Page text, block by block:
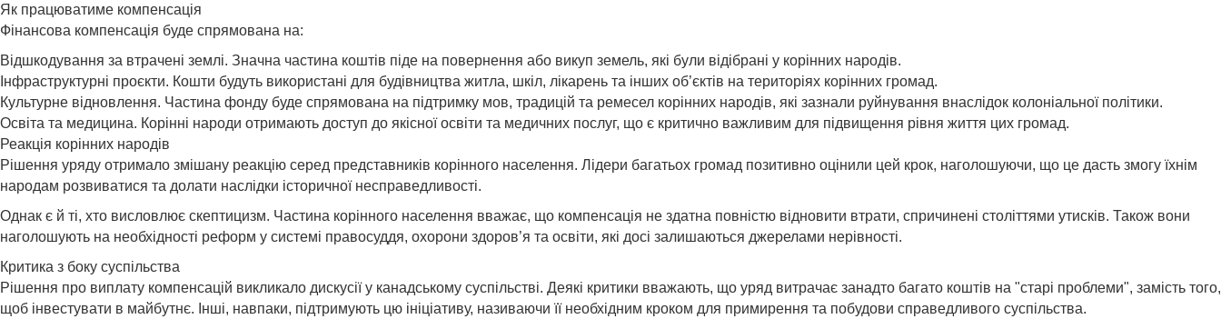
Як працюватиме компенсація
Фінансова компенсація буде спрямована на:
Відшкодування за втрачені землі. Значна частина коштів піде на повернення або викуп земель, які були відібрані у корінних народів.
Інфраструктурні проєкти. Кошти будуть використані для будівництва житла, шкіл, лікарень та інших об’єктів на територіях корінних громад.
Культурне відновлення. Частина фонду буде спрямована на підтримку мов, традицій та ремесел корінних народів, які зазнали руйнування внаслідок колоніальної політики.
Освіта та медицина. Корінні народи отримають доступ до якісної освіти та медичних послуг, що є критично важливим для підвищення рівня життя цих громад.
Реакція корінних народів
Рішення уряду отримало змішану реакцію серед представників корінного населення. Лідери багатьох громад позитивно оцінили цей крок, наголошуючи, що це дасть змогу їхнім
народам розвиватися та долати наслідки історичної несправедливості.
Однак є й ті, хто висловлює скептицизм. Частина корінного населення вважає, що компенсація не здатна повністю відновити втрати, спричинені століттями утисків. Також вони
наголошують на необхідності реформ у системі правосуддя, охорони здоров’я та освіти, які досі залишаються джерелами нерівності.
Критика з боку суспільства
Рішення про виплату компенсацій викликало дискусії у канадському суспільстві. Деякі критики вважають, що уряд витрачає занадто багато коштів на "старі проблеми", замість того,
щоб інвестувати в майбутнє. Інші, навпаки, підтримують цю ініціативу, називаючи її необхідним кроком для примирення та побудови справедливого суспільства.